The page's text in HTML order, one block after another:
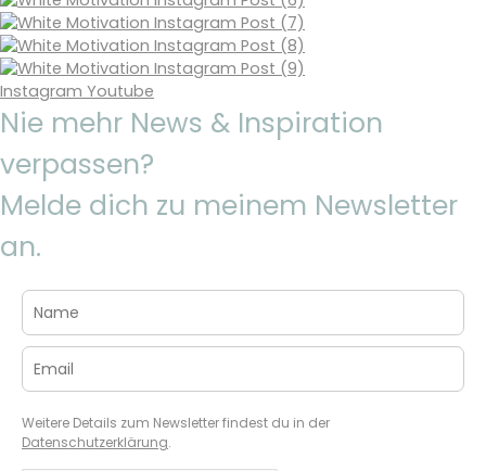
Instagram Youtube
Nie mehr News & Inspiration
verpassen?
Melde dich zu meinem Newsletter
an.
Weitere Details zum Newsletter findest du in der
Datenschutzerklärung.